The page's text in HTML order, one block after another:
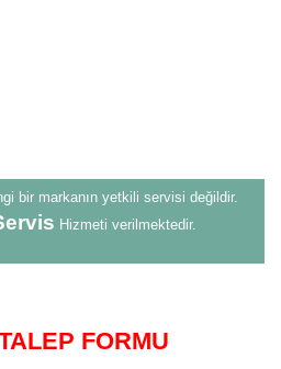
bir markanın yetkili servisi değildir.
Hizmeti verilmektedir.
FORMU